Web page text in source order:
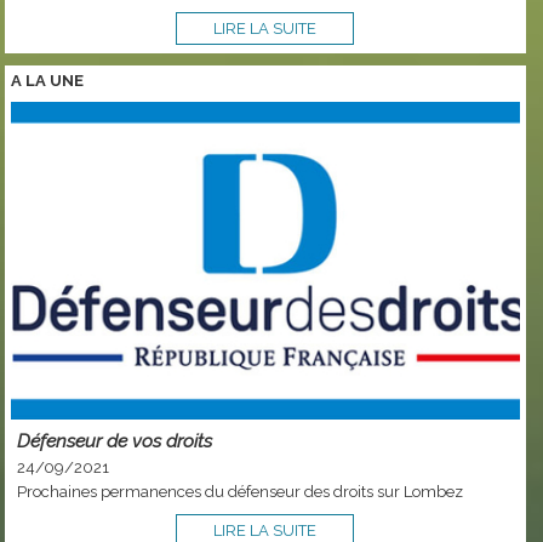
LIRE LA SUITE
A LA UNE
Défenseur de vos droits
24/09/2021
Prochaines permanences du défenseur des droits sur Lombez
LIRE LA SUITE